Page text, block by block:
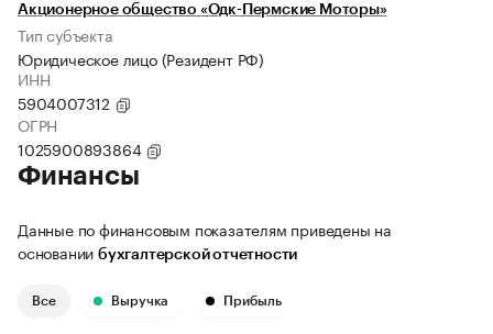
Акционерное общество «Одк-Пермские Моторы»
Тип субъекта
Юридическое лицо (Резидент РФ)
ИНН
5904007312
ОГРН
1025900893864
Финансы
Данные по финансовым показателям приведены на
основании бухгалтерской отчетности
Все Выручка Прибыль